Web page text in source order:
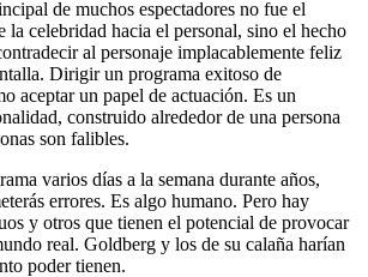
de muchos espectadores no fue el
la celebridad hacia el personal, sino el hecho
al personaje implacablemente feliz
Dirigir un programa exitoso de
aceptar un papel de actuación. Es un
construido alrededor de una persona
son falibles.
varios días a la semana durante años,
errores. Es algo humano. Pero hay
y otros que tienen el potencial de provocar
real. Goldberg y los de su calaña harían
poder tienen.